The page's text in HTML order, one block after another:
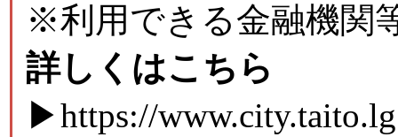
※利用できる金融機関
詳しくはこちら
▶https://